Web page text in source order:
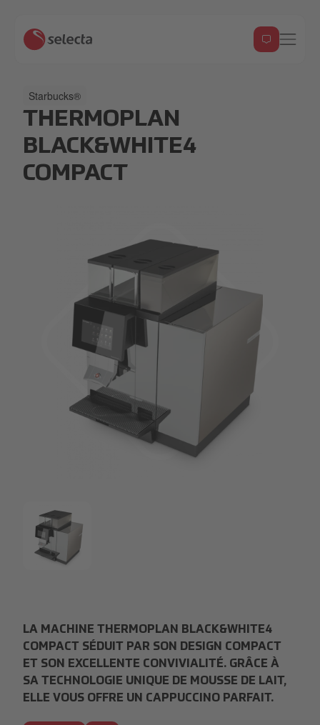
Starbucks®
THERMOPLAN
BLACK&WHITE4
COMPACT
LA MACHINE THERMOPLAN BLACK&WHITE4
COMPACT SÉDUIT PAR SON DESIGN COMPACT
ET SON EXCELLENTE CONVIVIALITÉ. GRÂCE À
SA TECHNOLOGIE UNIQUE DE MOUSSE DE LAIT,
ELLE VOUS OFFRE UN CAPPUCCINO PARFAIT.